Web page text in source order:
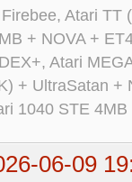
Atari TT
+ NOVA +
Atari
+ UltraSatan +
1040 STE
06-09